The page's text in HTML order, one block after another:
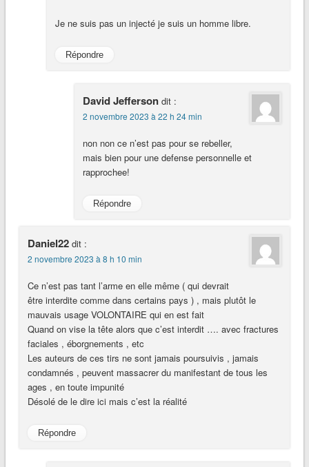
Je ne suis pas un injecté je suis un homme libre.
Répondre
David Jefferson dit :
2 novembre 2023 à 22 h 24 min
non non ce n’est pas pour se rebeller,
mais bien pour une defense personnelle et
rapprochee!
Répondre
Daniel22 dit :
2 novembre 2023 à 8 h 10 min
Ce n’est pas tant l’arme en elle même ( qui devrait
être interdite comme dans certains pays ) , mais plutôt le
mauvais usage VOLONTAIRE qui en est fait
Quand on vise la tête alors que c’est interdit …. avec fractures
faciales , éborgnements , etc
Les auteurs de ces tirs ne sont jamais poursuivis , jamais
condamnés , peuvent massacrer du manifestant de tous les
ages , en toute impunité
Désolé de le dire ici mais c’est la réalité
Répondre